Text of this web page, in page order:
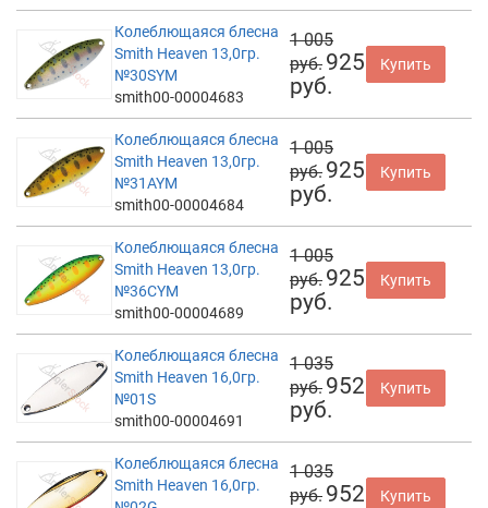
Колеблющаяся блесна
Smith Heaven 13,0гр.
№30SYM
smith00-00004683
1 005
руб. 925
руб.
Купить
Колеблющаяся блесна
Smith Heaven 13,0гр.
№31AYM
smith00-00004684
1 005
руб. 925
руб.
Купить
Колеблющаяся блесна
Smith Heaven 13,0гр.
№36CYM
smith00-00004689
1 005
руб. 925
руб.
Купить
Колеблющаяся блесна
Smith Heaven 16,0гр.
№01S
smith00-00004691
1 035
руб. 952
руб.
Купить
Колеблющаяся блесна
Smith Heaven 16,0гр.
1 035
руб. 952
Купить